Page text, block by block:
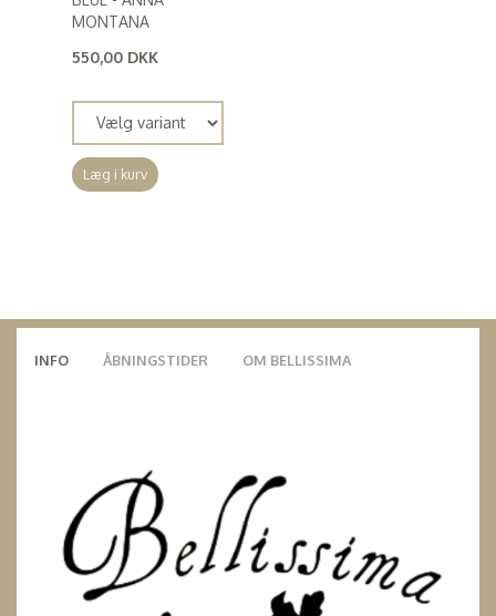
MONTANA
550,00 DKK
Læg i kurv
INFO ÅBNINGSTIDER OM BELLISSIMA